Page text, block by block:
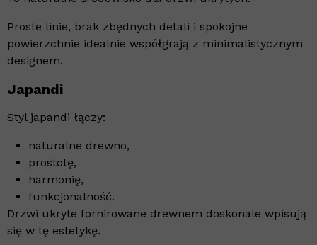
Proste linie, brak zbędnych detali i spokojne
powierzchnie idealnie współgrają z minimalistycznym
designem.
Japandi
Styl japandi łączy:
naturalne drewno,
prostotę,
harmonię,
funkcjonalność.
Drzwi ukryte fornirowane drewnem doskonale wpisują
się w tę estetykę.